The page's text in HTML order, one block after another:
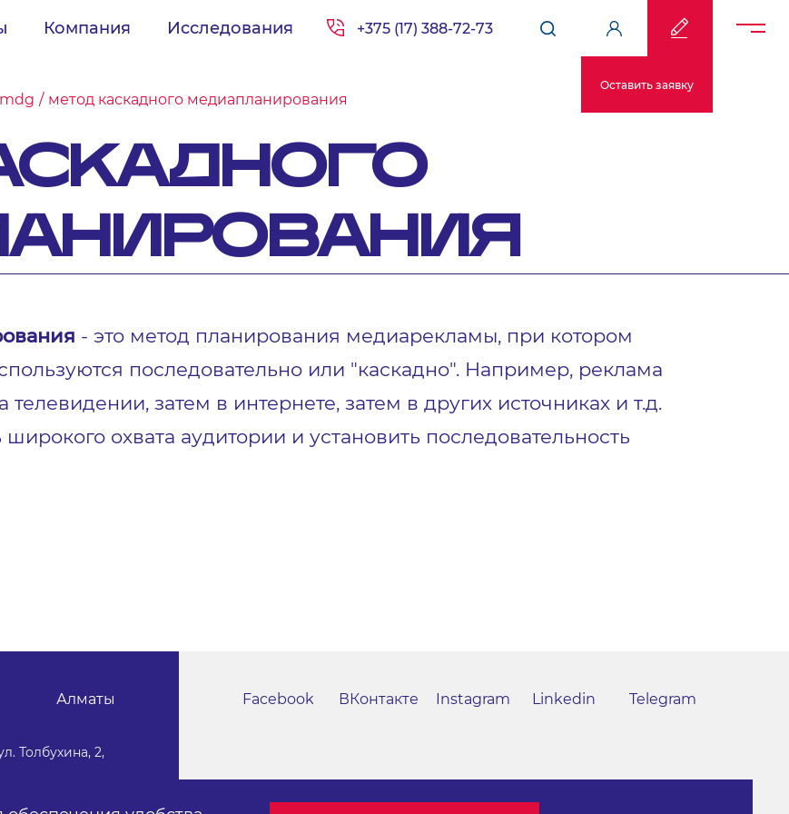
Компания Исследования +375 (17) 388-72-73
Оставить заявку
метод каскадного медиапланирования
- это метод планирования медиарекламы, при котором
последовательно или "каскадно". Например, реклама
затем в интернете, затем в других источниках и т.д.
охвата аудитории и установить последовательность
Алматы
Толбухина, 2,
Facebook ВКонтакте Instagram Linkedin Telegram